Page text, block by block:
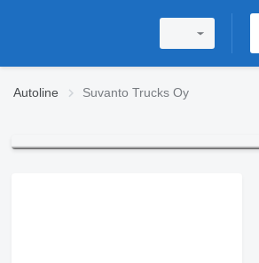
Autoline Suvanto Trucks Oy